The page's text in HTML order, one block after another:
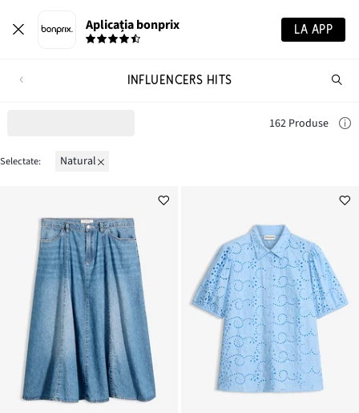
Aplicația bonprix LA APP
INFLUENCERS HITS
162 Produse
Selectate: natural